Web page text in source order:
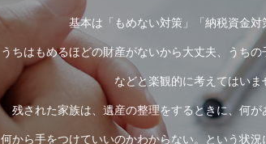
基本は「もめない対策」「納税資金対
うちはもめるほどの財産がないから大丈夫、うち
などと楽観的に考えてはいま
残された家族は、遺産の整理をするときに、何が
何から手をつけていいのかわからない。という状況